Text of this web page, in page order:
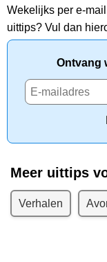
Wekelijks per e-
uittips? Vul dan
Ontvang
Meer uittips
Verhalen